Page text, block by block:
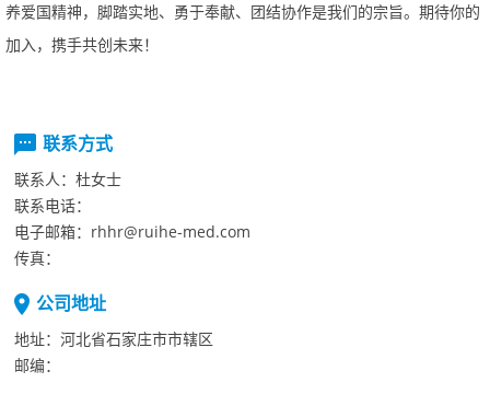
养爱国精神，脚踏实地、勇于奉献、团结协作是我们的宗旨。期待你的
加入，携手共创未来！
联系方式
联系人： 杜女士
联系电话：
电子邮箱： rhhr@ruihe-med.com
传真：
公司地址
地址： 河北省石家庄市市辖区
邮编：